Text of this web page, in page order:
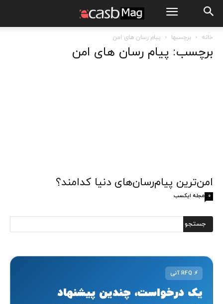
خانه برچسبها پیام رسان های امن
برچسب: پیام رسان های امن
امن‌ترین پیام‌رسان‌های دنیا کدامند؟
مجله ایکسب 0
⚡
یک درخواست، چندین پیشنهاد